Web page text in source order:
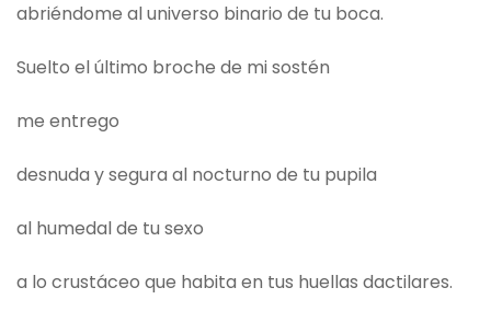
abriéndome al universo binario de tu boca.
Suelto el último broche de mi sostén
me entrego
desnuda y segura al nocturno de tu pupila
al humedal de tu sexo
a lo crustáceo que habita en tus huellas dactilares.